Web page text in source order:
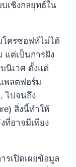
บเชิงกลยุทธ์ใน
โครซอฟท์ไม่ได้
แต่เป็นการฝัง
นิเวศ ตั้งแต่
พลตฟอร์ม
ไปจนถึง
สิ่งนี้ทำให้
ที่อาจมีเพียง
รเปิดเผยข้อมูล